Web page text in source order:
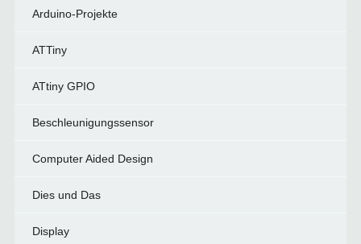
Arduino-Projekte
ATTiny
ATtiny GPIO
Beschleunigungssensor
Computer Aided Design
Dies und Das
Display